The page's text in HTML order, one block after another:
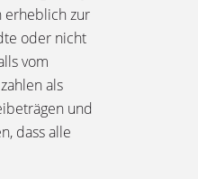
erheblich zur
oder nicht
vom
als
und
dass alle